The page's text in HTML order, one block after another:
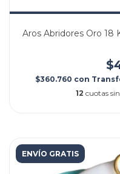
Aros Abridores Oro 18
$360.760 con
12 cuotas
ENVÍO GRATIS